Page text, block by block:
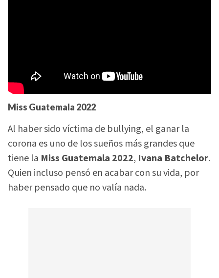
Miss Guatemala 2022
Al haber sido víctima de bullying, el ganar la
corona es uno de los sueños más grandes que
tiene la Miss Guatemala 2022, Ivana Batchelor.
Quien incluso pensó en acabar con su vida, por
haber pensado que no valía nada.